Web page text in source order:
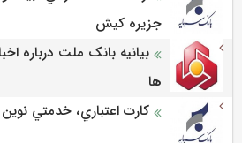
جزيره كيش
بیانیه بانک ملت درباره
ها
كارت اعتباري، خدمتي نوين